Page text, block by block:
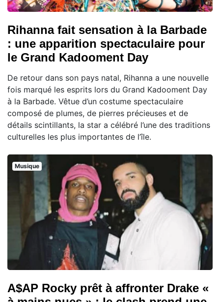
Rihanna fait sensation à la Barbade
: une apparition spectaculaire pour
le Grand Kadooment Day
De retour dans son pays natal, Rihanna a une nouvelle
fois marqué les esprits lors du Grand Kadooment Day
à la Barbade. Vêtue d’un costume spectaculaire
composé de plumes, de pierres précieuses et de
détails scintillants, la star a célébré l’une des traditions
culturelles les plus importantes de l’île.
Musique
A$AP Rocky prêt à affronter Drake «